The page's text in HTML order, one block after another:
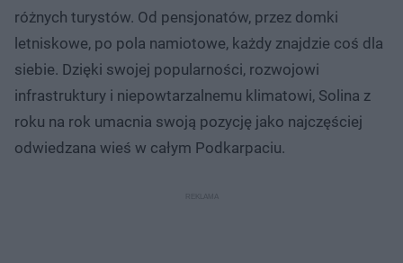
różnych turystów. Od pensjonatów, przez domki
letniskowe, po pola namiotowe, każdy znajdzie coś dla
siebie. Dzięki swojej popularności, rozwojowi
infrastruktury i niepowtarzalnemu klimatowi, Solina z
roku na rok umacnia swoją pozycję jako najczęściej
odwiedzana wieś w całym Podkarpaciu.